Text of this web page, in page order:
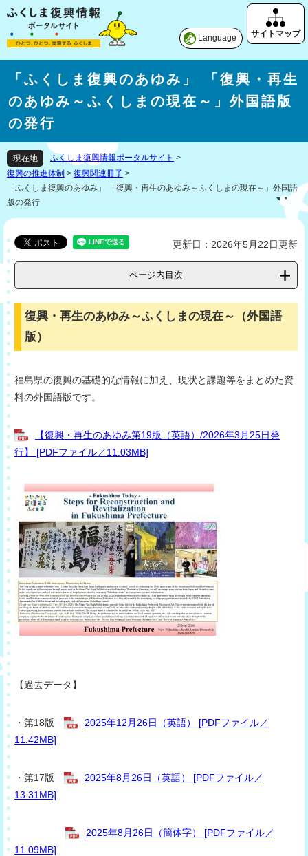
Language
「ふくしま復興のあゆみ」 「復興・再生
のあゆみ～ふくしまの現在～」外国語版
の発行
現在地 ふくしま復興情報ポータルサイト >
復興の推進体制 > 復興関連冊子 >
「ふくしま復興のあゆみ」 「復興・再生のあゆみ～ふくしまの現在～」外国語
版の発行
更新日：2026年5月22日更新
ページ内目次
復興・再生のあゆみ～ふくしまの現在～（外国語
版）
福島県の復興の基礎的な情報に加え、現状と課題等をまとめた資
料の外国語版です。
【復興・再生のあゆみ第19版（英語）/2026年3月25日発
行】 [PDFファイル／11.03MB]
【過去データ】
・第18版
2025年12月26日（英語） [PDFファイル／
11.42MB]
・第17版
2025年8月26日（英語） [PDFファイル／
13.31MB]
2025年8月26日（簡体字） [PDFファイル／
11.09MB]